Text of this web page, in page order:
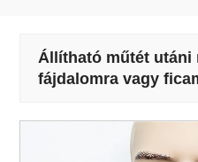
Állítható műtét utáni
fájdalomra vagy